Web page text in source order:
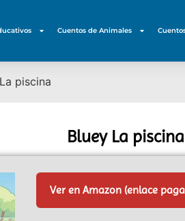
Cuentos de Animales
piscina
Bluey La piscina
Ver en Amazon (enlace